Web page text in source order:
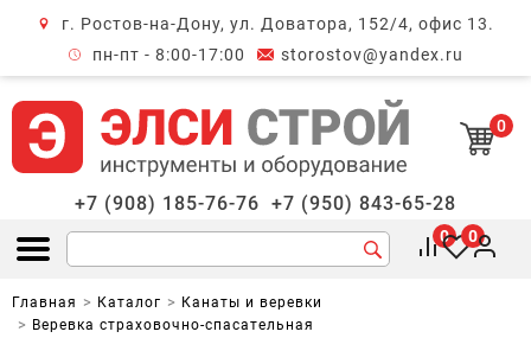
г. Ростов-на-Дону, ул. Доватора, 152/4, офис 13.
пн-пт - 8:00-17:00
storostov@yandex.ru
0
+7 (908) 185-76-76 +7 (950) 843-65-28
Открыть меню
0 0
Главная Каталог
Канаты и веревки
Веревка страховочно-спасательная